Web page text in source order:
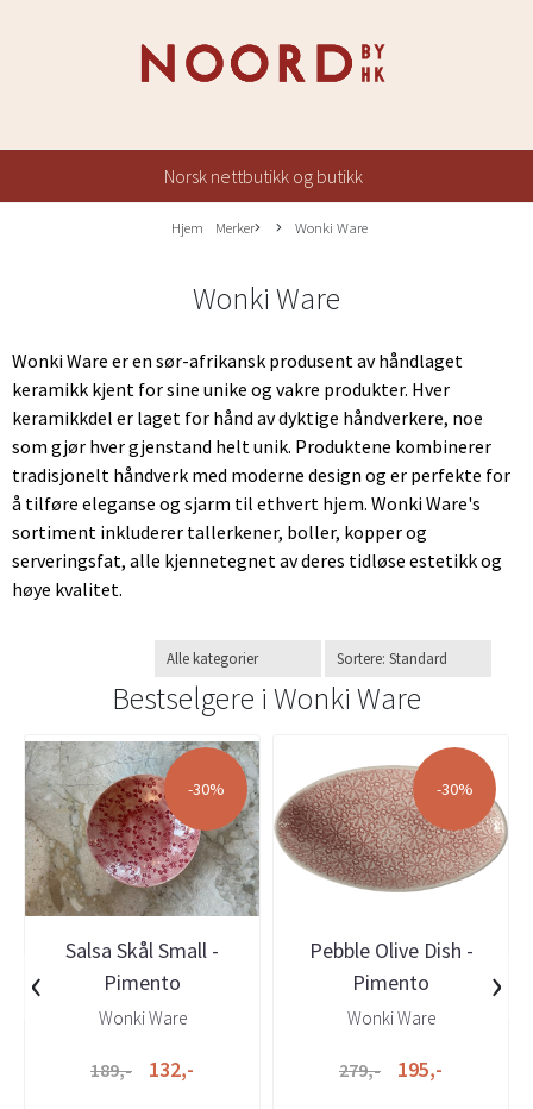
Norsk nettbutikk og butikk
Hjem Merker Wonki Ware
Wonki Ware
Wonki Ware er en sør-afrikansk produsent av håndlaget
keramikk kjent for sine unike og vakre produkter. Hver
keramikkdel er laget for hånd av dyktige håndverkere, noe
som gjør hver gjenstand helt unik. Produktene kombinerer
tradisjonelt håndverk med moderne design og er perfekte for
å tilføre eleganse og sjarm til ethvert hjem. Wonki Ware's
sortiment inkluderer tallerkener, boller, kopper og
serveringsfat, alle kjennetegnet av deres tidløse estetikk og
høye kvalitet.
Bestselgere i Wonki Ware
-30%
Salsa Skål Small -
Pimento
Wonki Ware
189,- 132,-
-30%
Pebble Olive Dish -
Pimento
Wonki Ware
279,- 195,-
‹ ›